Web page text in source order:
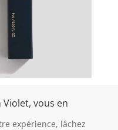
vous en
expérience, lâchez